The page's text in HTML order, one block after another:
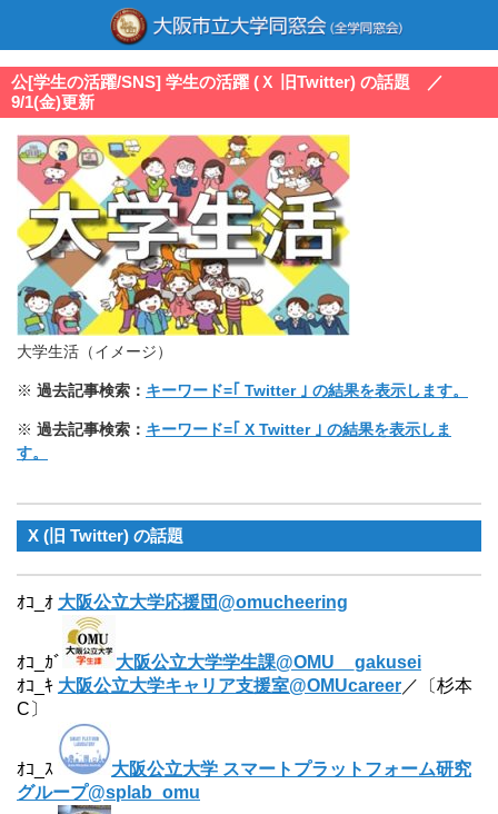
公[学生の活躍/SNS] 学生の活躍 (Ｘ 旧Twitter) の話題 ／
9/1(金)更新
大学生活（イメージ）
※ 過去記事検索： キーワード=｢ Twitter ｣ の結果を表示します。
※ 過去記事検索： キーワード=｢ X Twitter ｣ の結果を表示しま
す。
X (旧 Twitter) の話題
ｵｺ_ｵ 大阪公立大学応援団@omucheering
ｵｺ_ｶﾞ
大阪公立大学学生課@OMU__gakusei
ｵｺ_ｷ 大阪公立大学キャリア支援室@OMUcareer／〔杉本
C〕
ｵｺ_ｽ
大阪公立大学 スマートプラットフォーム研究
グループ@splab_omu